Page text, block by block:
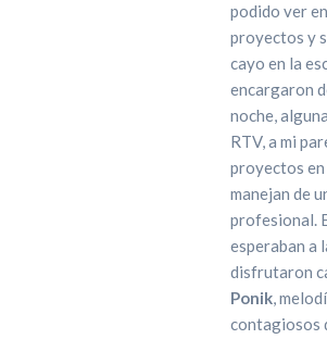
podido ver
proyectos y
cayo en la
encargaron
noche,
RTV, a mi
proyectos en
manejan de
profesional.
esperaban a
disfrutaron
Ponik,
contagiosos